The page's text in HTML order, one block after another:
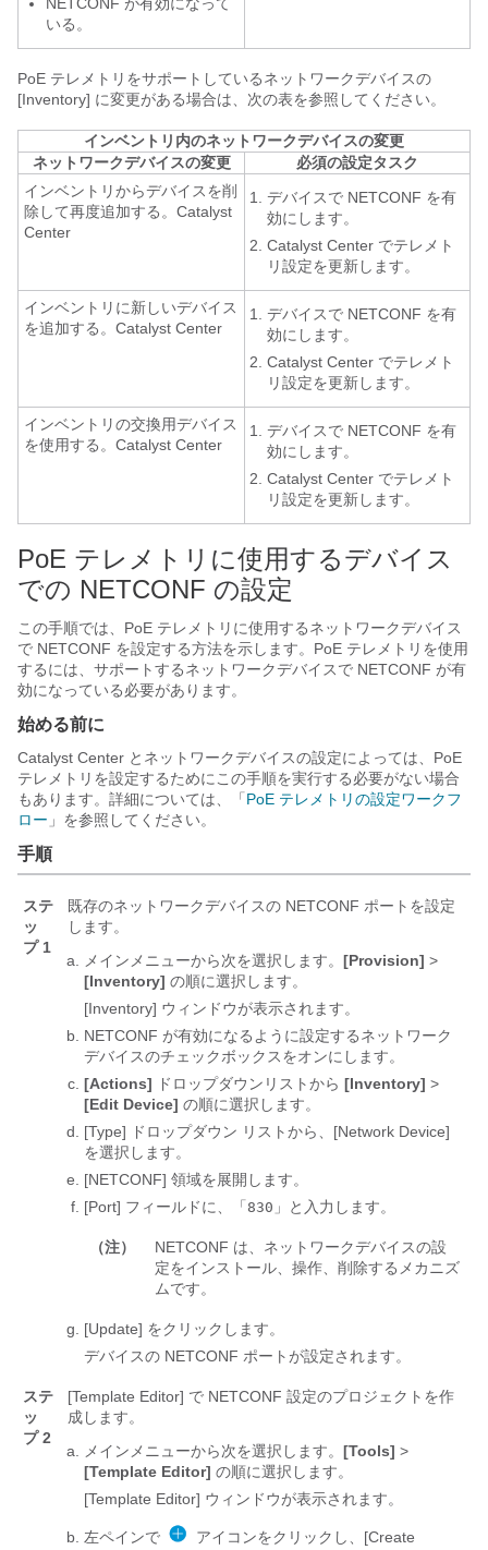
いる。
PoE テレメトリをサポートしているネットワークデバイスの
[Inventory] に変更がある場合は、次の表を参照してください。
インベントリ内のネットワークデバイスの変更
ネットワークデバイスの変更
必須の設定タスク
インベントリからデバイスを削
除して再度追加する。 Catalyst
Center
デバイスで NETCONF を有
効にします。
Catalyst Center でテレメト
リ設定を更新します。
インベントリに新しいデバイス
を追加する。 Catalyst Center
デバイスで NETCONF を有
効にします。
Catalyst Center でテレメト
リ設定を更新します。
インベントリの交換用デバイス
を使用する。 Catalyst Center
デバイスで NETCONF を有
効にします。
Catalyst Center でテレメト
リ設定を更新します。
PoE テレメトリに使用するデバイス
での NETCONF の設定
この手順では、PoE テレメトリに使用するネットワークデバイス
で NETCONF を設定する方法を示します。PoE テレメトリを使用
するには、サポートするネットワークデバイスで NETCONF が有
効になっている必要があります。
始める前に
Catalyst Center とネットワークデバイスの設定によっては、PoE
テレメトリを設定するためにこの手順を実行する必要がない場合
もあります。詳細については、「 PoE テレメトリの設定ワークフ
ロー 」を参照してください。
手順
ステ
ッ
プ 1
既存のネットワークデバイスの NETCONF ポートを設定
します。
メインメニューから次を選択します。 [Provision] >
[Inventory] の順に選択します。
[Inventory] ウィンドウが表示されます。
NETCONF が有効になるように設定するネットワーク
デバイスのチェックボックスをオンにします。
[Actions] ドロップダウンリストから [Inventory] >
[Edit Device] の順に選択します。
[Type] ドロップダウン リストから、[Network Device]
を選択します。
[NETCONF] 領域を展開します。
[Port] フィールドに、「 830 」と入力します。
（注）
NETCONF は、ネットワークデバイスの設
定をインストール、操作、削除するメカニズ
ムです。
[Update] をクリックします。
デバイスの NETCONF ポートが設定されます。
ステ
ッ
プ 2
[Template Editor] で NETCONF 設定のプロジェクトを作
成します。
メインメニューから次を選択します。 [Tools] >
[Template Editor] の順に選択します。
[Template Editor] ウィンドウが表示されます。
左ペインで
アイコンをクリックし、[Create